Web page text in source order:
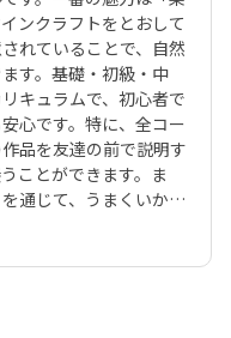
ンクラフトをとおして
れていることで、自然
す。基礎・初級・中
キュラムで、初心者で
心です。特に、全コー
品を友達の前で説明す
ことができます。ま
通じて、うまくいかな
慣が身に付くのも特徴
えを引き出すコーチン
る力を育みます。全国
安心して参加できる
つながる力を育てられ